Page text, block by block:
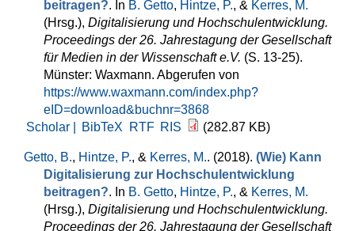
beitragen?. In B. Getto, Hintze, P., & Kerres, M.
(Hrsg.), Digitalisierung und Hochschulentwicklung.
Proceedings der 26. Jahrestagung der Gesellschaft
für Medien in der Wissenschaft e.V. (S. 13-25).
Münster: Waxmann. Abgerufen von
https://www.waxmann.com/index.php?
eID=download&buchnr=3868
Scholar |
BibTeX RTF RIS (282.87 KB)
Getto, B., Hintze, P., & Kerres, M.. (2018). (Wie) Kann
Digitalisierung zur Hochschulentwicklung
beitragen?. In B. Getto, Hintze, P., & Kerres, M.
(Hrsg.), Digitalisierung und Hochschulentwicklung.
Proceedings der 26. Jahrestagung der Gesellschaft